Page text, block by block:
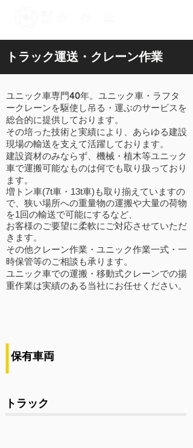
​トラック運送・クレーン作業
ユニック車専門40年。ユニック車・ラフタ
ークレーンを駆使し​​吊る・運ぶのサービスを
総合的に提供しております。
​その培った技術と実績により、あらゆる建設
現場の輸送を支えて活躍しております。
​建設資材のみならず、機械・植木等ユニック
車で運搬可能なものは何でも取り扱っており
ます。
増トン車(7t車・13t車)も取り揃えていますの
で、狭い場所への重量物の運搬や大量の荷物
を1回の輸送で可能にするなど、
お客様のご要望に柔軟にご対応させていただ
きます。
その他クレーン作業・ユニック作業一式・一
時保管等のご相談も承ります。
​​ユニック車での運搬・移動式クレーンでの揚
重作業は実績のある当社にお任せください。
​保有車両
​トラック